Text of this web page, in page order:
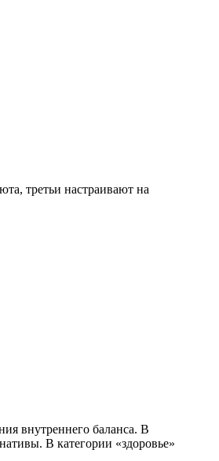
третьи настраивают на
внутреннего баланса. В
В категории «здоровье»